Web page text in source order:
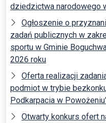
dziedzictwa narodowego
Ogłoszenie o
zadań publicznych w
sportu w Gminie
2026 roku
Oferta realizacji
podmiot w trybie
Podkarpacia w
Otwarty konkurs ofert